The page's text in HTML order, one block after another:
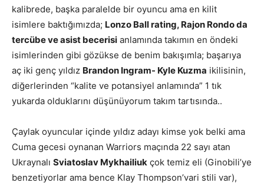
kalibrede, başka paralelde bir oyuncu ama en kilit
isimlere baktığımızda; Lonzo Ball rating, Rajon Rondo da
tercübe ve asist becerisi anlamında takımın en öndeki
isimlerinden gibi gözükse de benim bakışımla; başarıya
aç iki genç yıldız Brandon Ingram- Kyle Kuzma ikilisinin,
diğerlerinden “kalite ve potansiyel anlamında” 1 tık
yukarda olduklarını düşünüyorum takım tartısında..
Çaylak oyuncular içinde yıldız adayı kimse yok belki ama
Cuma gecesi oynanan Warriors maçında 22 sayı atan
Ukraynalı Sviatoslav Mykhailiuk çok temiz eli (Ginobili’ye
benzetiyorlar ama bence Klay Thompson’vari stili var),